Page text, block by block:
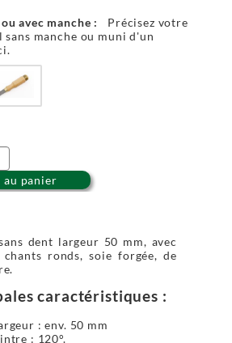
avec manche :
Précisez votre
manche ou muni d'un
panier
dent largeur 50 mm, avec
ronds, soie forgée, de
caractéristiques :
: env. 50 mm
: 120°.